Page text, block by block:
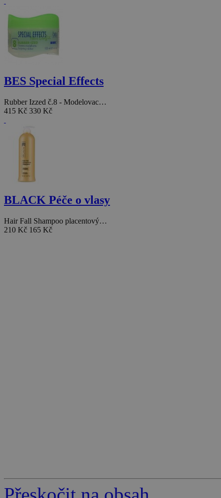
BES Special Effects
Rubber Izzed č.8 - Modelovac…
415 Kč 330 Kč
BLACK Péče o vlasy
Hair Fall Shampoo placentový…
210 Kč 165 Kč